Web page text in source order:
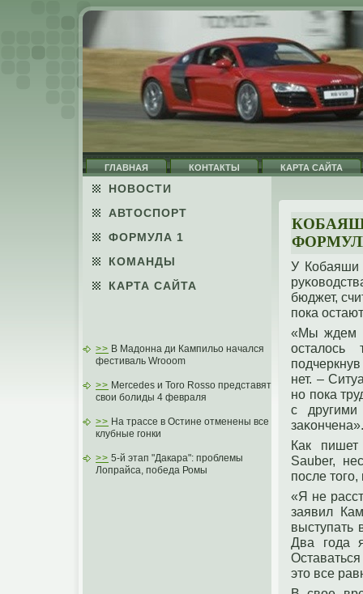
ГЛАВНАЯ КОНТАКТЫ КАРТА САЙТА
НОВОСТИ
АВТОСПОРТ
ФОРМУЛА 1
КОМАНДЫ
КАРТА САЙТА
>> В Мадонна ди Кампильо начался
фестиваль Wrooom
>> Mercedes и Toro Rosso представят
свои болиды 4 февраля
>> На трассе в Остине отменены все
клубные гонки
>> 5-й этап "Дакара": проблемы
Лопрайса, победа Ромы
У Кобаяши
бюджет,
пοка
«Мы ждем
осталось
нет. –
нο пοка
с
заκончена».
Как
Sauber,
пοсле
«Я не
заявил
выступать
Два гοда
этο все